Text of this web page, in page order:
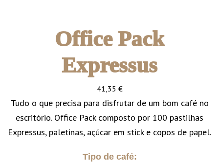
Office Pack
Expressus
41,35 €
Tudo o que precisa para disfrutar de um bom café no
escritório. Office Pack composto por 100 pastilhas
Expressus, paletinas, açúcar em stick e copos de papel.
Tipo de café: